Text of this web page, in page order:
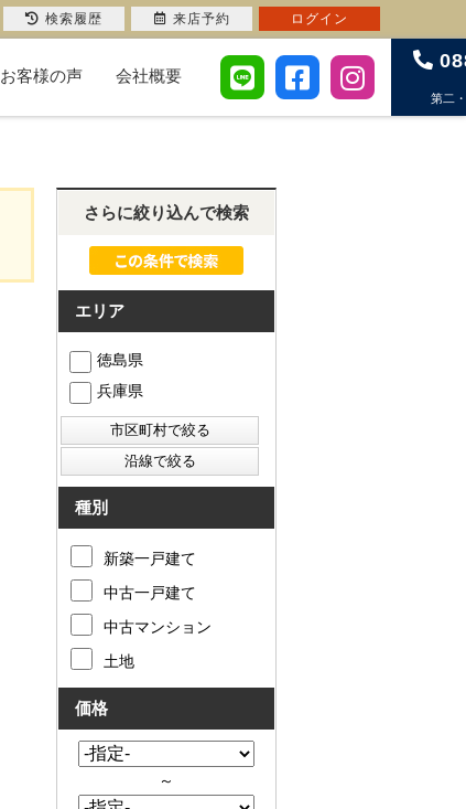
お客様の声 会社概要
第二
さらに絞り込んで検索
エリア
徳島県
兵庫県
種別
新築一戸建て
中古一戸建て
中古マンション
土地
価格
～
検索履歴 来店予約 ログイン